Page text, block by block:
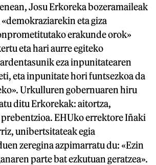
Josu Erkoreka bozeramaileak
eta giza
erakunde orok»
eta hari aurre egiteko
eza inpunitatearen
eta inpunitate hori funtsezkoa da
Urkulluren gobernuaren hiru
ditu Erkorekak: aitortza,
EHUko errektore Iñaki
unibertsitateak egia
zeregina azpimarratu du: «Ezin
parte bat ezkutuan geratzea».